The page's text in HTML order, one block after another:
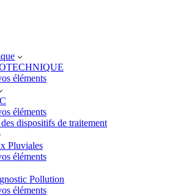
éléments
éléments
dispositifs de traitement
Pluviales
éléments
Pollution
éléments